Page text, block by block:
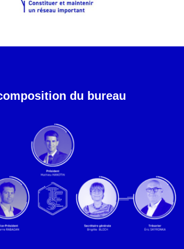
du bureau